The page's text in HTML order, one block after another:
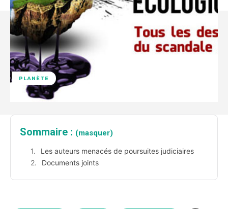
PLANÈTE
Sommaire : (masquer)
Les auteurs menacés de poursuites judiciaires
Documents joints